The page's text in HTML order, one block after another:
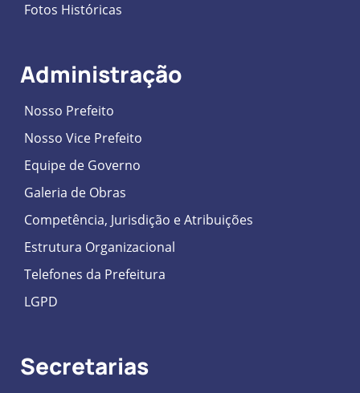
Fotos Históricas
Administração
Nosso Prefeito
Nosso Vice Prefeito
Equipe de Governo
Galeria de Obras
Competência, Jurisdição e Atribuições
Estrutura Organizacional
Telefones da Prefeitura
LGPD
Secretarias